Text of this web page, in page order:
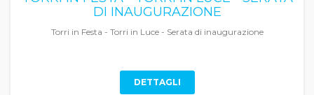
DI INAUGURAZIONE
Torri in Festa - Torri in Luce - Serata di inaugurazione
DETTAGLI